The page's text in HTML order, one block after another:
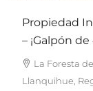
Propiedad
– ¡Galpón
La Foresta
Llanquihue,